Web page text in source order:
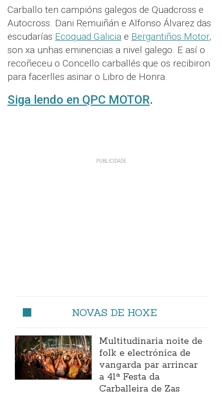
Carballo ten campións galegos de Quadcross e
Autocross. Dani Remuiñán e Alfonso Álvarez das
escudarías Ecoquad Galicia e Bergantiños Motor,
son xa unhas eminencias a nivel galego. E así o
recoñeceu o Concello carballés que os recibiron
para facerlles asinar o Libro de Honra.
Siga lendo en QPC MOTOR.
NOVAS DE HOXE
Multitudinaria noite de
folk e electrónica de
vangarda par arrincar
a 41ª Festa da
Carballeira de Zas